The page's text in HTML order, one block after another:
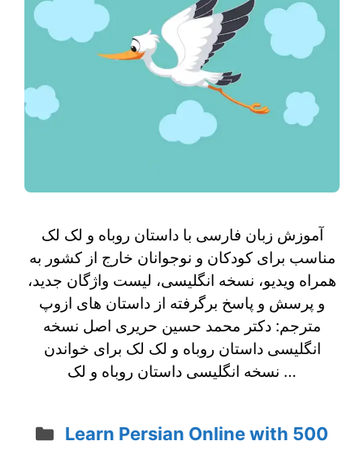
آموزش زبان فارسی با داستان روباه و لک لک
مناسب برای کودکان و نوجوانان خارج از کشور به
همراه ویدیو، نسخه انگلیسی، لیست واژگان جدید،
و پرسش و پاسخ برگرفته از داستان های ازوپ
مترجم: دکتر محمد حسین حریری اصل نسخه
انگلیسی داستان روباه و لک لک برای خواندن
نسخه انگلیسی داستان روباه و لک …
Categories
Learn Persian Online with 500